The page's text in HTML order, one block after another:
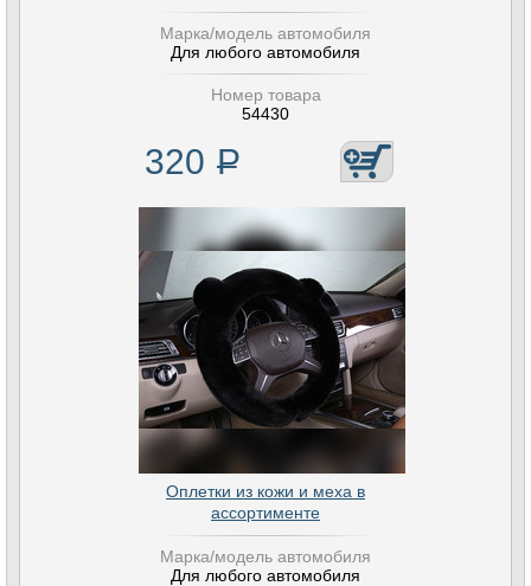
Марка/модель автомобиля
Для любого автомобиля
Номер товара
54430
320 Р
Оплетки из кожи и меха в
ассортименте
Марка/модель автомобиля
Для любого автомобиля